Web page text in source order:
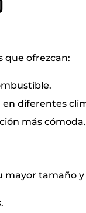
que ofrezcan:
diferentes
más cómoda.
tamaño